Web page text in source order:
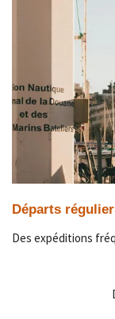
Départs
Des expéditions